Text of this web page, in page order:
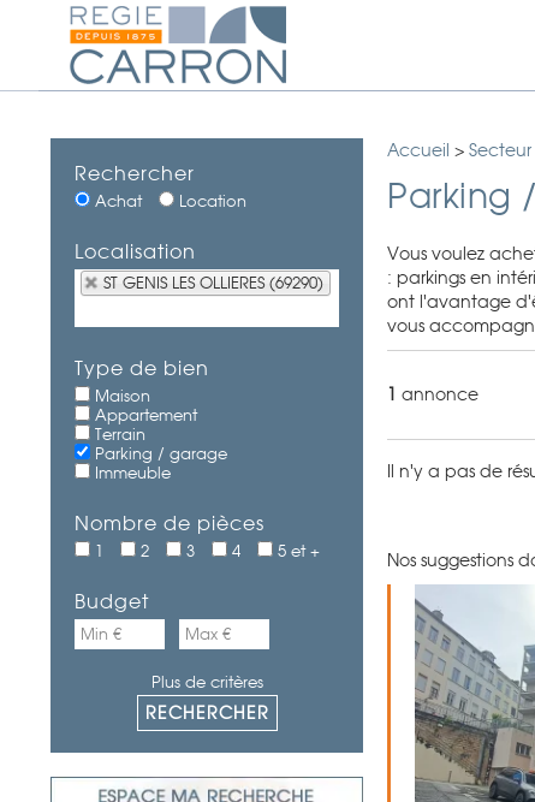
Rechercher
Achat Location
Localisation
ST GENIS LES OLLIERES (69290)
Type de bien
Maison
Appartement
Terrain
Parking / garage
Immeuble
Nombre de pièces
1 2 3 4 5 et +
Budget
Plus de critères
Accueil >
Parking
Vous voulez
: parkings en
ont l'avantage
vous
1 annonce
Il n'y a pas de
Nos suggestions